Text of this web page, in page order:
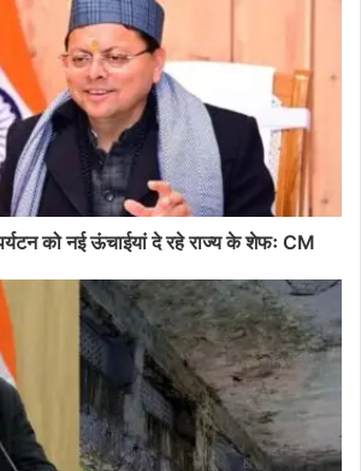
को नई ऊंचाईयां दे रहे राज्य के शेफः CM